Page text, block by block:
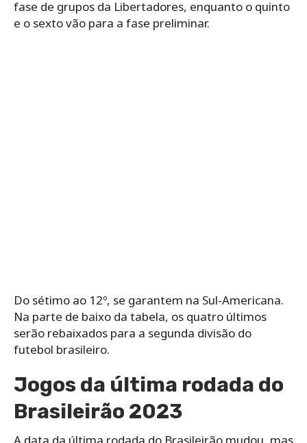
fase de grupos da Libertadores, enquanto o quinto
e o sexto vão para a fase preliminar.
Do sétimo ao 12º, se garantem na Sul-Americana.
Na parte de baixo da tabela, os quatro últimos
serão rebaixados para a segunda divisão do
futebol brasileiro.
Jogos da última rodada do
Brasileirão 2023